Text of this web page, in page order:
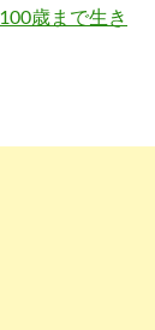
歳まで生き